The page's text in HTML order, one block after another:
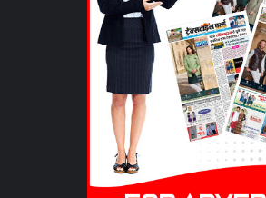
एवं भव्य प्रदर्शन
Date: 2024-03-18
07:01:43 | Category:
Textile
AI in Textiles: A stitch
for the future
Date: 2024-02-13